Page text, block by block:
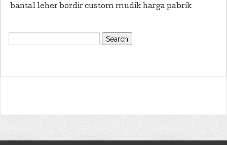
bantal leher bordir custom mudik harga pabrik
for: